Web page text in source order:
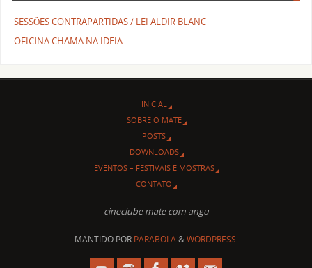
SESSÕES CONTRAPARTIDAS / LEI ALDIR BLANC
OFICINA CHAMA NA IDEIA
INICIAL
SOBRE O MATE
POSTS
DOWNLOADS
EVENTOS – FESTIVAIS E MOSTRAS
CONTATO
cineclube mate com angu
MANTIDO POR PARABOLA&WORDPRESS.